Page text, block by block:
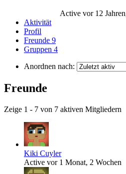
Active vor 12
Aktivität
Profil
Freunde 9
Gruppen 4
Anordnen nach:
Freunde
Zeige 1 - 7 von 7 aktiven Mitgliedern
Kiki Cuyler
Active vor 1 Monat, 2 Wochen